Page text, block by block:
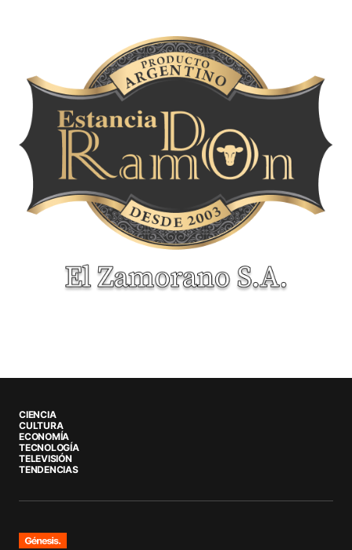
CIENCIA
CULTURA
ECONOMÍA
TECNOLOGÍA
TELEVISIÓN
TENDENCIAS